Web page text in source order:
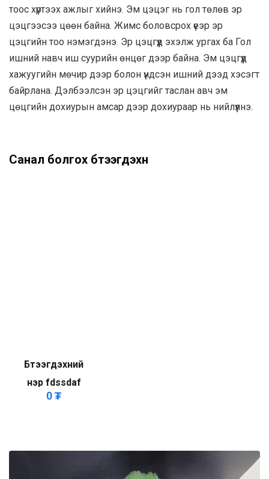
тоос хүртээх ажлыг хийнэ. Эм цэцэг нь гол төлөв эр
цэцгээсээ цөөн байна. Жимс боловсрох үеэр эр
цэцгийн тоо нэмэгдэнэ. Эр цэцгүүд эхэлж ургах ба Гол
ишний навч иш суурийн өнцөг дээр байна. Эм цэцгүүд
хажуугийн мөчир дээр болон үндсэн ишний дээд хэсэгт
байрлана. Дэлбээлсэн эр цэцгийг таслан авч эм
цөцгийн дохиурын амсар дээр дохиураар нь нийлүүлнэ.
Санал болгох бүтээгдэхүүн
Бүтээгдэхүүний
нэр fdssdaf
0₮